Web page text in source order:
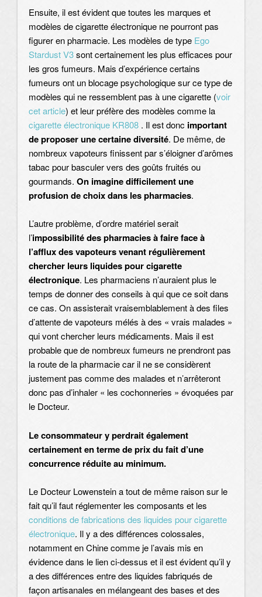
Ensuite, il est évident que toutes les marques et
modèles de cigarette électronique ne pourront pas
figurer en pharmacie. Les modèles de type Ego
Stardust V3sont certainement les plus efficaces pour
les gros fumeurs. Mais d’expérience certains
fumeurs ont un blocage psychologique sur ce type de
modèles qui ne ressemblent pas à une cigarette (voir
cet article) et leur préfère des modèles comme la
cigarette électronique KR808 . Il est donc important
de proposer une certaine diversité. De même, de
nombreux vapoteurs finissent par s’éloigner d’arômes
tabac pour basculer vers des goûts fruités ou
gourmands. On imagine difficilement une
profusion de choix dans les pharmacies.
L’autre problème, d’ordre matériel serait
l’impossibilité des pharmacies à faire faceà
l’afflux des vapoteurs venant régulièrement
chercher leurs liquides pour cigarette
électronique. Les pharmaciens n’auraient plus le
temps de donner des conseils à qui que ce soit dans
ce cas. On assisterait vraisemblablement à des files
d’attente de vapoteurs mélés à des « vrais malades »
qui vont chercher leurs médicaments. Mais il est
probable que de nombreux fumeurs ne prendront pas
la route de la pharmacie car il ne se considèrent
justement pas comme des malades et n’arrêteront
donc pas d’inhaler « les cochonneries » évoquées par
le Docteur.
Le consommateur y perdrait également
certainement en terme de prix du fait d’une
concurrence réduite au minimum.
Le Docteur Lowenstein a tout de même raison sur le
fait qu’il faut réglementer les composants et les
conditions de fabrications des liquides pour cigarette
électronique. Il y a des différences colossales,
notamment en Chine comme je l’avais mis en
évidence dans le lien ci-dessus et il est évident qu’il y
a des différences entre des liquides fabriqués de
façon artisanales en mélangeant des bases et des